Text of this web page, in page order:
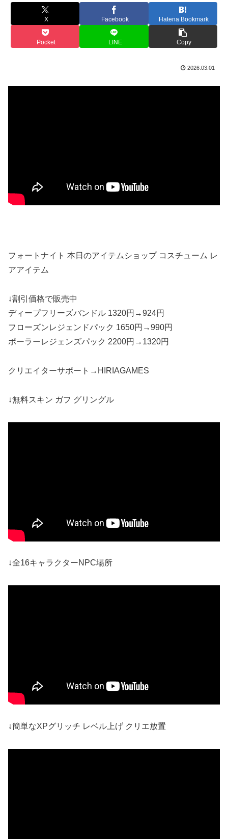
X Facebook Hatena Bookmark
Pocket LINE Copy
2026.03.01
フォートナイト 本日のアイテムショップ コスチューム レ
アアイテム
↓割引価格で販売中
ディープフリーズバンドル 1320円→924円
フローズンレジェンドパック 1650円→990円
ポーラーレジェンズパック 2200円→1320円
クリエイターサポート→HIRIAGAMES
↓無料スキン ガフ グリングル
↓全16キャラクターNPC場所
↓簡単なXPグリッチ レベル上げ クリエ放置